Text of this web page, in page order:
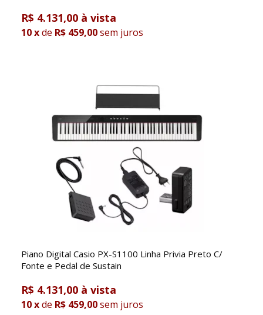
R$ 4.131,00
10xde R$ 459,00sem juros
Piano Digital Casio PX-S1100 Linha Privia Preto C/
Fonte e Pedal de Sustain
R$ 4.131,00
10xde R$ 459,00sem juros